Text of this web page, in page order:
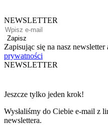
NEWSLETTER
Zapisz
Zapisując się na nasz newsletter
prywatności
NEWSLETTER
Jeszcze tylko jeden krok!
Wysłaliśmy do Ciebie e-mail z
newslettera.